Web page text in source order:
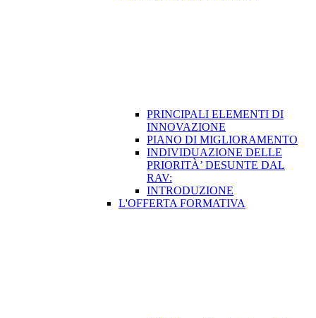
PRINCIPALI ELEMENTI DI
INNOVAZIONE
PIANO DI MIGLIORAMENTO
INDIVIDUAZIONE DELLE
PRIORITÀ’ DESUNTE DAL
RAV:
INTRODUZIONE
L'OFFERTA FORMATIVA